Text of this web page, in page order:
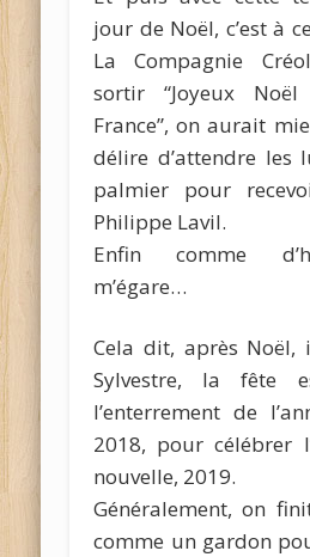
jour de Noël, c’est à
La Compagnie
sortir “Joyeux
France”, on aurait
délire d’attendre les
palmier pour
Philippe Lavil.
Enfin comme
m’égare…
Cela dit, après
Sylvestre, la fête
l’enterrement de
2018, pour célébrer
nouvelle, 2019.
Généralement, on
comme un gardon